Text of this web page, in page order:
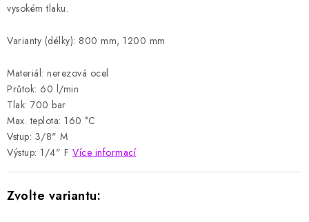
vysokém tlaku.
Varianty (délky): 800 mm, 1200 mm
Materiál: nerezová ocel
Průtok: 60 l/min
Tlak: 700 bar
Max. teplota: 160 °C
Vstup: 3/8" M
Výstup: 1/4" F Více informací